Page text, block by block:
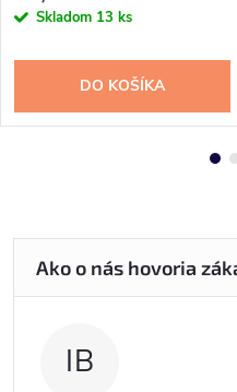
Skladom 13 ks
DO KOŠÍKA
IB